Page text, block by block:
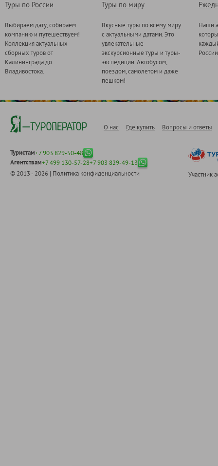
Туры по России
Выбираем дату, собираем
компанию и путешествуем!
Коллекция актуальных
сборных туров от
Калининграда до
Владивостока.
Туры по миру
Вкусные туры по всему миру
с актуальными датами. Это
увлекательные
экскурсионные туры и туры-
экспедиции. Автобусом,
поездом, самолетом и даже
пешком!
Наши
О нас Где купить Вопросы и ответы
Туристам+7 903 829-50-48
Агентствам+7 499 130-57-28+7 903 829-49-13
© 2013 - 2026 | Политика конфиденциальности Участник